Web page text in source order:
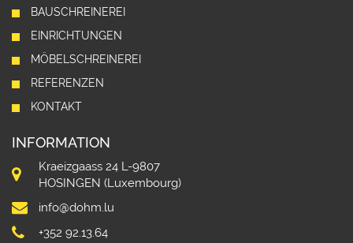
BAUSCHREINEREI
EINRICHTUNGEN
MÖBELSCHREINEREI
REFERENZEN
KONTAKT
INFORMATION
Kraeizgaass 24 L-9807
HOSINGEN (Luxembourg)
info@dohm.lu
+352 92.13.64